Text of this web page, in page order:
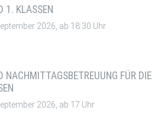
1. KLASSEN
2026, ab 18:30 Uhr
NACHMITTAGSBETREUUNG FÜR DIE
2026, ab 17 Uhr